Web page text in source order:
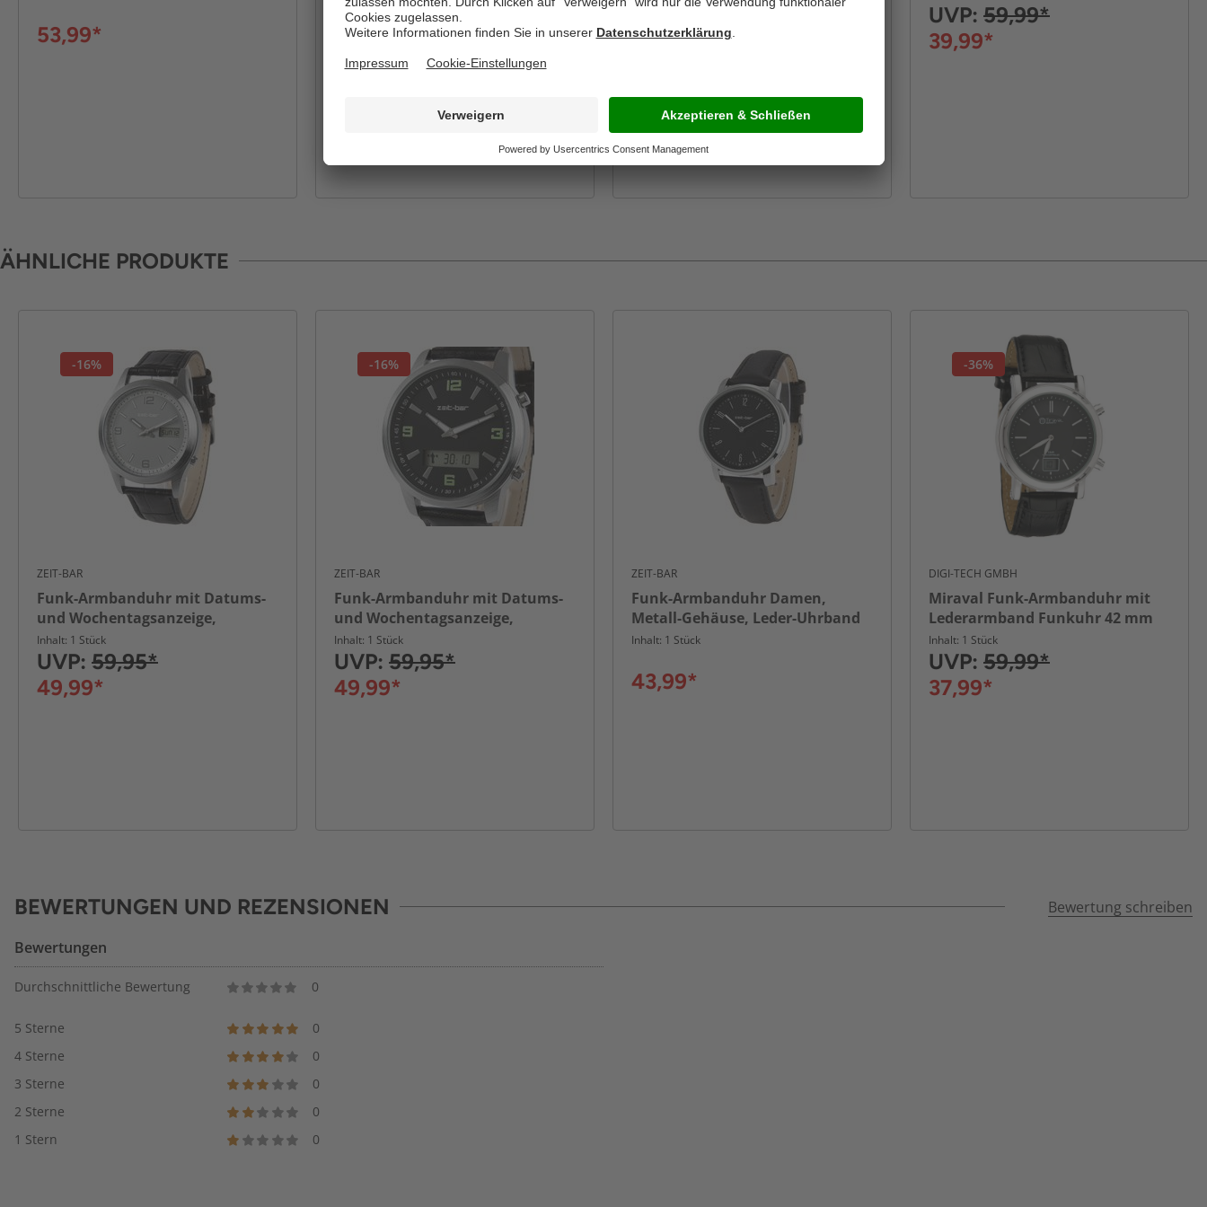
53,99*
UVP:59,95*
49,99*
UVP:49,95*
43,99*
UVP: 59,99*
39,99*
ÄHNLICHE PRODUKTE
-16%
ZEIT-BAR
Funk-Armbanduhr mit Datums-
und Wochentagsanzeige,
Leuchtzeiger
Inhalt: 1 Stück
UVP: 59,95*
49,99*
-16%
ZEIT-BAR
Funk-Armbanduhr mit Datums-
und Wochentagsanzeige,
Stoppuhr, Leuchtzeiger
Inhalt: 1 Stück
UVP: 59,95*
49,99*
ZEIT-BAR
Funk-Armbanduhr Damen,
Metall-Gehäuse, Leder-Uhrband
Inhalt: 1 Stück
43,99*
-36%
DIGI-TECH GMBH
Miraval Funk-Armbanduhr mit
Lederarmband Funkuhr 42 mm
Leder 20 mm Funksignal
Inhalt: 1 Stück
UVP: 59,99*
37,99*
BEWERTUNGEN UND REZENSIONEN Bewertung schreiben
Bewertungen
Durchschnittliche Bewertung 0
5 Sterne
0
4 Sterne
0
3 Sterne
0
2 Sterne
0
1 Stern
0